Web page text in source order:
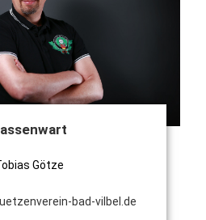
Götze
bad-vilbel.de